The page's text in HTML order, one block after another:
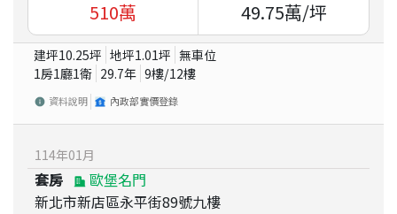
510萬 49.75萬/坪
建坪10.25坪 地坪1.01坪 無車位
1房1廳1衛 29.7年 9樓/12樓
資料說明 內政部實價登錄
114年01 月
套房
歐堡名門
新北市新店區永平街89號九樓